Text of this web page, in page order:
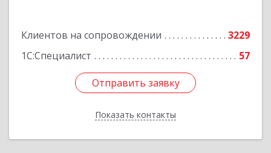
Клиентов на сопровождении
3229
1С:Специалист
57
Отправить заявку
Показать контакты
Отправить заявку
Назад